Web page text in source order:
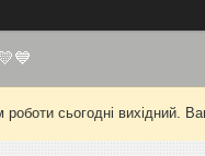
сьогодні